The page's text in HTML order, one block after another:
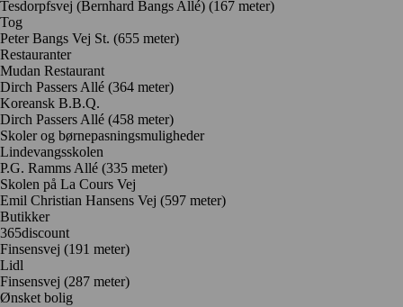
Tesdorpfsvej (Bernhard Bangs Allé) (167 meter)
Tog
Peter Bangs Vej St. (655 meter)
Restauranter
Mudan Restaurant
Dirch Passers Allé (364 meter)
Koreansk B.B.Q.
Dirch Passers Allé (458 meter)
Skoler og børnepasningsmuligheder
Lindevangsskolen
P.G. Ramms Allé (335 meter)
Skolen på La Cours Vej
Emil Christian Hansens Vej (597 meter)
Butikker
365discount
Finsensvej (191 meter)
Lidl
Finsensvej (287 meter)
Ønsket bolig